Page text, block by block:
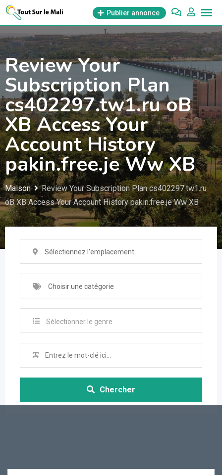
Aller
contenu
Publier annonce
Review Your
Subscription Plan
cs402297.tw1.ru oB
XB Access Your
Account History
pakin.free.je Ww XB
Maison
Review Your Subscription Plan cs402297.tw1.ru
oB XB Access Your Account History pakin.free.je Ww XB
Sélectionnez l'emplacement
Choisir une catégorie
Sélectionner le genre
Chercher